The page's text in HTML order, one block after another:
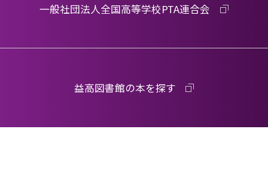
一般社団法人全国高等学校PTA連合会
益高図書館の本を探す